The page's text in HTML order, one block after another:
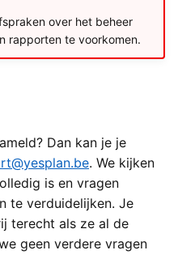
over het beheer
rapporten te voorkomen.
Dan kan je je
. We kijken
is en vragen
te verduidelijken. Je
terecht als ze al de
geen verdere vragen